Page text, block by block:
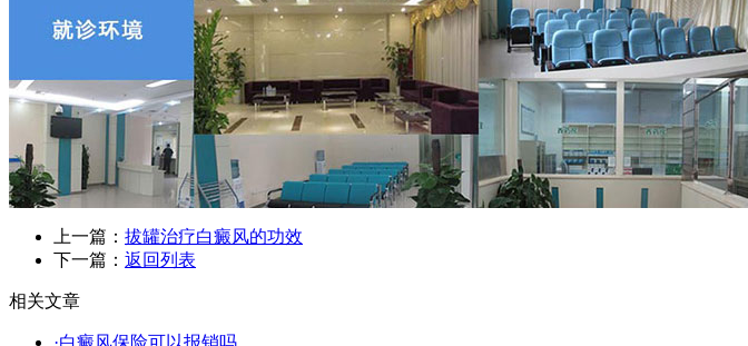
上一篇： 拔罐治疗白癜风的功效
下一篇： 返回列表
相关文章
·白癜风保险可以报销吗